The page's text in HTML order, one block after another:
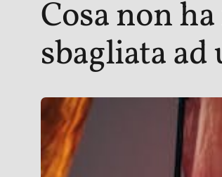
Cosa non
sbagliata